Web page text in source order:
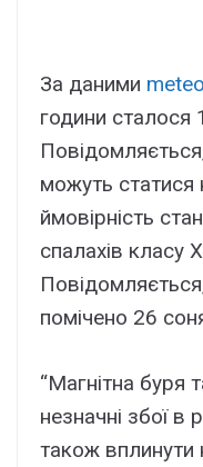
За даними
години сталося
можуть статися
ймовірність
спалахів класу
помічено 26
“Магнітна буря
незначні збої в
також вплинути